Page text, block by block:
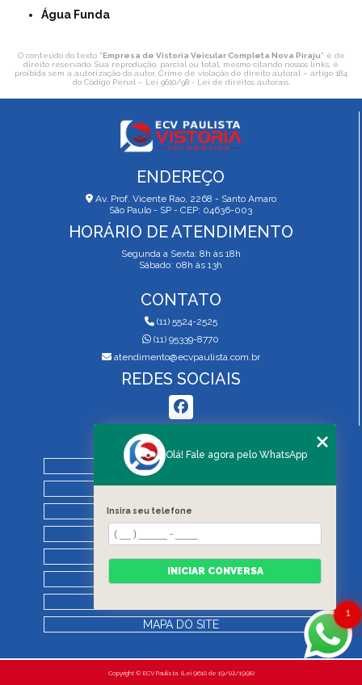
Água Funda
O conteúdo do texto "Empresa de Vistoria Veicular Completa Nova Piraju" é de
direito reservado. Sua reprodução, parcial ou total, mesmo citando nossos links, é
proibida sem a autorização do autor. Crime de violação de direito autoral – artigo 184
do Código Penal – Lei 9610/98 - Lei de direitos autorais.
ENDEREÇO
Av. Prof. Vicente Rao, 2268 - Santo Amaro
São Paulo - SP - CEP: 04636-003
HORÁRIO DE ATENDIMENTO
Segunda a Sexta: 8h às 18h
Sábado: 08h às 13h
CONTATO
(11) 5524-2525
(11) 95339-8770
atendimento@ecvpaulista.com.br
REDES SOCIAIS
MENU
QUEM SOMOS
SERVIÇOS
BLOG
REGRAS DE VISTORIA
MAPA DO SITE
Copyright © ECV Paulista. (Lei 9610 de 19/02/1998)
1
Olá! Fale agora pelo WhatsApp
Insira seu telefone
INICIAR CONVERSA